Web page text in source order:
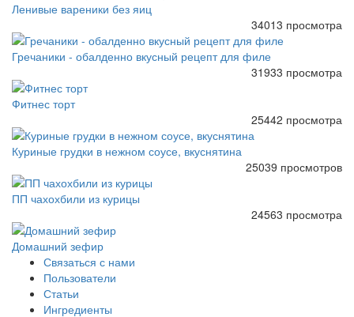
Ленивые вареники без яиц
34013 просмотра
Гречаники - обалденно вкусный рецепт для филе
31933 просмотра
Фитнес торт
25442 просмотра
Куриные грудки в нежном соусе, вкуснятина
25039 просмотров
ПП чахохбили из курицы
24563 просмотра
Домашний зефир
Связаться с нами
Пользователи
Статьи
Ингредиенты